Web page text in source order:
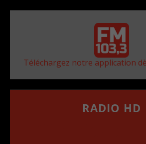
Téléchargez notre application
RADIO HD